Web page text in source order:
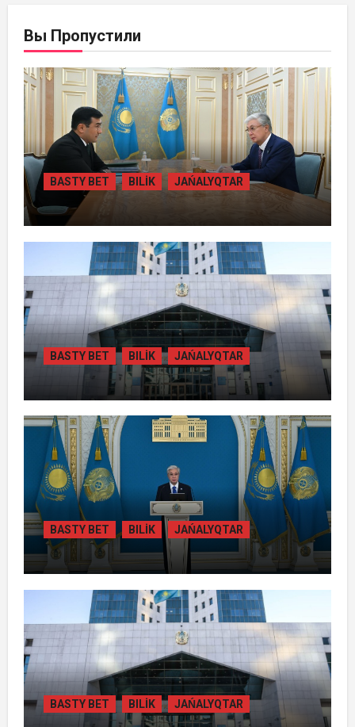
Вы Пропустили
BASTY BET BILİK JAŃALYQTAR
ПРЕЗИДЕНТ «БӘЙТЕРЕК» ХОЛДИНГІНІҢ
БАСШЫСЫН ҚАБЫЛДАДЫ
BASTY BET BILİK JAŃALYQTAR
ЖАМБЫЛ ОБЛЫСЫНДА
ҚАЙТАРЫЛҒАН АКТИВТЕР ЕСЕБІНЕН
84 МЫҢ ТҰРҒЫН ТҰРАҚТЫ ГАЗБЕН
ҚАМТЫЛАДЫ
BASTY BET BILİK JAŃALYQTAR
ТОҚАЕВ БІРНЕШЕ ІРІ АВТОЖОЛ
ЖОБАСЫНЫҢ ҚҰРЫЛЫСЫН РЕСМИ
ТҮРДЕ БАСТАП БЕРДІ
BASTY BET BILİK JAŃALYQTAR